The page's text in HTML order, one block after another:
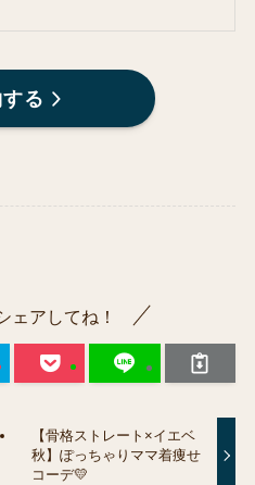
る
ェアしてね！
【骨格ストレート×イエベ
秋】ぽっちゃりママ着痩せ
コーデ💛